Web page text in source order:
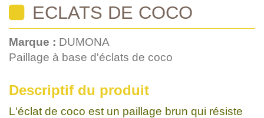
ECLATS DE COCO
Marque : DUMONA
Paillage à base d'éclats de coco
Descriptif du produit
L'éclat de coco est un paillage brun qui résiste